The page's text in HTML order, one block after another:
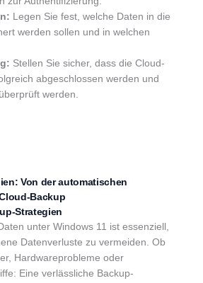
Legen Sie fest, welche Daten in die
werden sollen und in welchen
Stellen Sie sicher, dass die Cloud-
abgeschlossen werden und
werden.
Von der automatischen
Backup
Strategien
unter Windows 11 ist essenziell,
Datenverluste zu vermeiden. Ob
Hardwareprobleme oder
Eine verlässliche Backup-